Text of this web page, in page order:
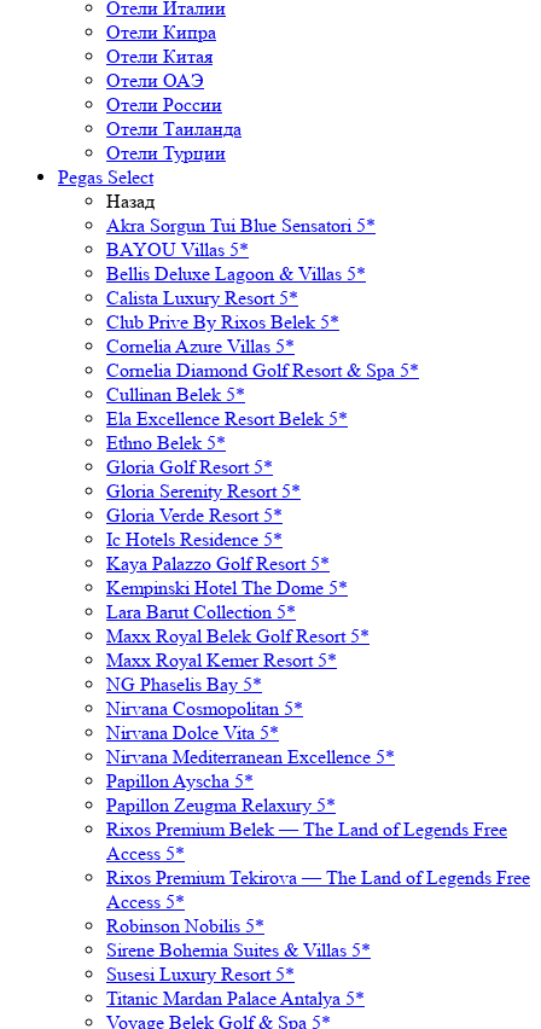
Отели Италии
Отели Кипра
Отели Китая
Отели ОАЭ
Отели России
Отели Таиланда
Отели Турции
Pegas Select
Назад
Akra Sorgun Tui Blue Sensatori 5*
BAYOU Villas 5*
Bellis Deluxe Lagoon & Villas 5*
Calista Luxury Resort 5*
Club Prive By Rixos Belek 5*
Cornelia Azure Villas 5*
Cornelia Diamond Golf Resort & Spa 5*
Cullinan Belek 5*
Ela Excellence Resort Belek 5*
Ethno Belek 5*
Gloria Golf Resort 5*
Gloria Serenity Resort 5*
Gloria Verde Resort 5*
Ic Hotels Residence 5*
Kaya Palazzo Golf Resort 5*
Kempinski Hotel The Dome 5*
Lara Barut Collection 5*
Maxx Royal Belek Golf Resort 5*
Maxx Royal Kemer Resort 5*
NG Phaselis Bay 5*
Nirvana Cosmopolitan 5*
Nirvana Dolce Vita 5*
Nirvana Mediterranean Excellence 5*
Papillon Ayscha 5*
Papillon Zeugma Relaxury 5*
Rixos Premium Belek — The Land of Legends Free
Access 5*
Rixos Premium Tekirova — The Land of Legends Free
Access 5*
Robinson Nobilis 5*
Sirene Bohemia Suites & Villas 5*
Susesi Luxury Resort 5*
Titanic Mardan Palace Antalya 5*
Voyage Belek Golf & Spa 5*